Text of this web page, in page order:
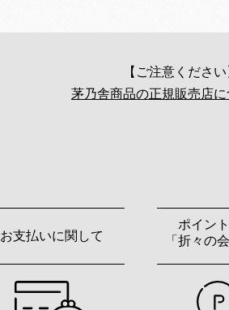
【ご注意ください
茅乃舎商品の正規販売店に
お支払いに関して
ポイン
「折々の